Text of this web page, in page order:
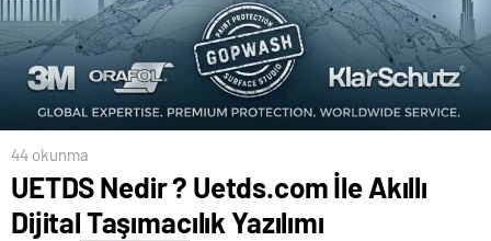
44 okunma
UETDS Nedir ? Uetds.com İle Akıllı
Dijital Taşımacılık Yazılımı